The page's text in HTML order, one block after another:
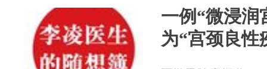
一例“微浸润
为“宫颈良性